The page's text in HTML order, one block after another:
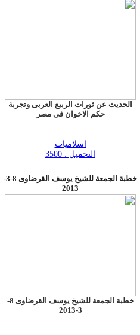
الحديث عن ثورات الربيع العربى وتجربة
حكم الاخوان فى مصر
اسلاميات
التحميل : 3500
خطبة الجمعة للشيخ يوسف القرضاوى 8-3-
2013
خطبة الجمعة للشيخ يوسف القرضاوى 8-
3-2013